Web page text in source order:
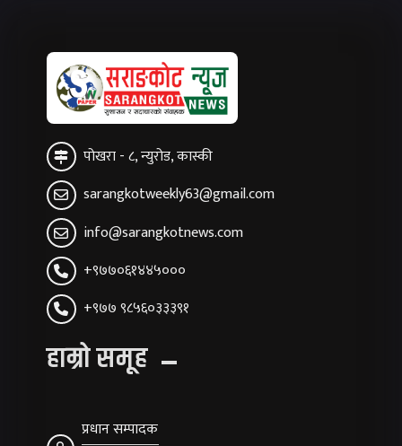
पोखरा - ८, न्युरोड, कास्की
sarangkotweekly63@gmail.com
info@sarangkotnews.com
+९७७०६१४४५०००
+९७७ ९८५६०३३३९१
हाम्रो समूह
प्रधान सम्पादक